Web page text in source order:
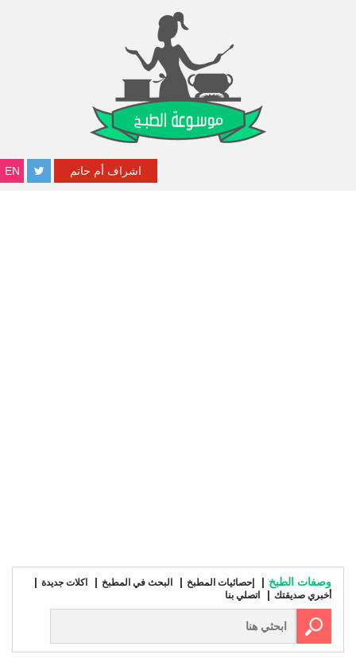
EN اشراف أم حاتم
وصفات الطبخ إحصائيات المطبخ البحث في المطبخ
اكلات جديدة
أخبري صديقتك
اتصلي بنا